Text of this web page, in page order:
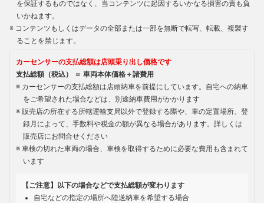
を保証するものではなく、当コンテンツに起因するいかなる損害の責も負
いかねます。
コンテンツもしくはデータの全部または一部を無断で転写、転載、複製す
ることを禁じます。
カーセンサーの支払総額は店頭乗り出し価格です
支払総額（税込） ＝ 車両本体価格＋諸費用
カーセンサーの支払総額は店頭納車を前提にしています。自宅への納車
をご希望された場合などは、別途納車費用がかかります
販売店の所在する所轄運輸支局以外で登録する際や、車の定置場所、登
録月によって、手数料や税金の額が異なる場合があります。詳しくは
販売店にお問合せください
車検の切れた車両の場合、車検を取得するために必要な費用も含まれて
います
【ご注意】以下の場合などで支払総額が変わります
自宅などの指定の場所へ陸送納車を希望する場合